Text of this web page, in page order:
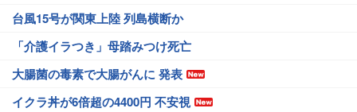
台風15号が関東上陸 列島横断か
「介護イラつき」母踏みつけ死亡
大腸菌の毒素で大腸がんに 発表
イクラ丼が6倍超の4400円 不安視